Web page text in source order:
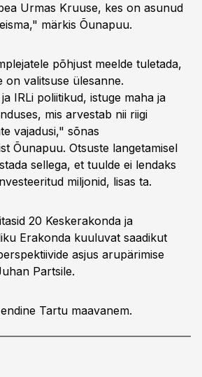
Urmas Kruuse, kes on asunud
märkis Õunapuu.
põhjust meelde tuletada,
on valitsuse ülesanne.
IRLi poliitikud, istuge maha ja
mis arvestab nii riigi
vajadusi," sõnas
Õunapuu. Otsuste langetamisel
sellega, et tuulde ei lendaks
miljonid, lisas ta.
20 Keskerakonda ja
Erakonda kuuluvat saadikut
asjus arupärimise
Partsile.
Tartu maavanem.